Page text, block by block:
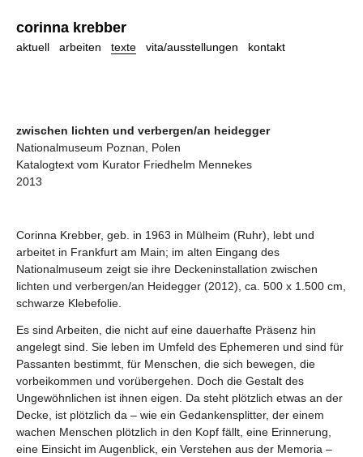
corinna krebber
aktuell arbeiten texte vita/ausstellungen kontakt
zwischen lichten und verbergen/an heidegger
Nationalmuseum Poznan, Polen
Katalogtext vom Kurator Friedhelm Mennekes
2013
Corinna Krebber, geb. in 1963 in Mülheim (Ruhr), lebt und
arbeitet in Frankfurt am Main; im alten Eingang des
Nationalmuseum zeigt sie ihre Deckeninstallation zwischen
lichten und verbergen/an Heidegger (2012), ca. 500 x 1.500 cm,
schwarze Klebefolie.
Es sind Arbeiten, die nicht auf eine dauerhafte Präsenz hin
angelegt sind. Sie leben im Umfeld des Ephemeren und sind für
Passanten bestimmt, für Menschen, die sich bewegen, die
vorbeikommen und vorübergehen. Doch die Gestalt des
Ungewöhnlichen ist ihnen eigen. Da steht plötzlich etwas an der
Decke, ist plötzlich da – wie ein Gedankensplitter, der einem
wachen Menschen plötzlich in den Kopf fällt, eine Erinnerung,
eine Einsicht im Augenblick, ein Verstehen aus der Memoria –